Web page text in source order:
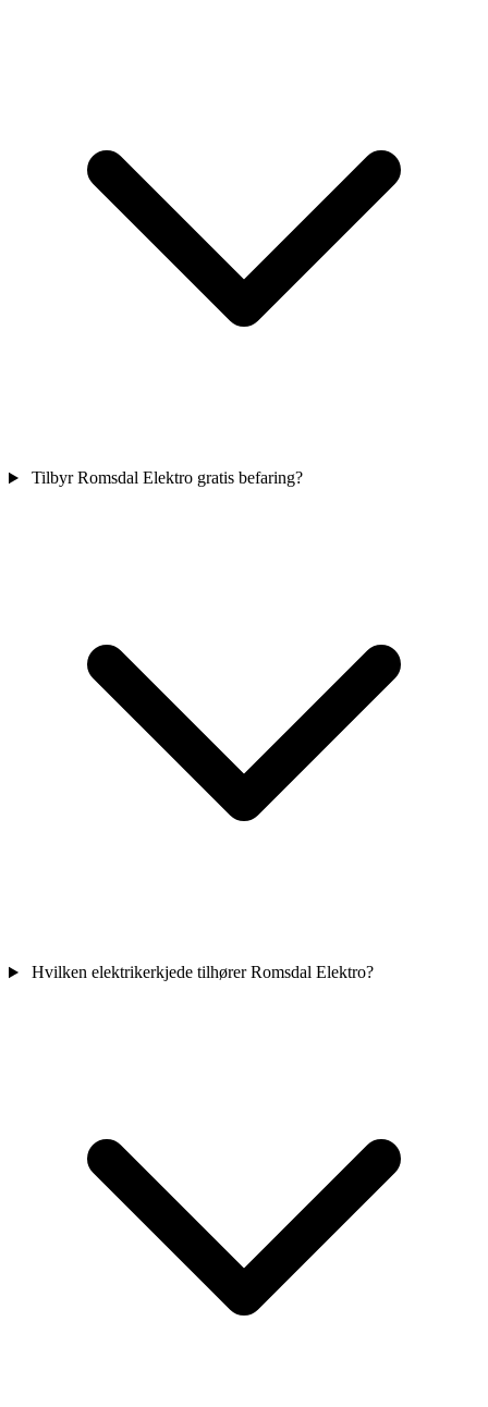
Tilbyr Romsdal Elektro gratis befaring?
Hvilken elektrikerkjede tilhører Romsdal Elektro?